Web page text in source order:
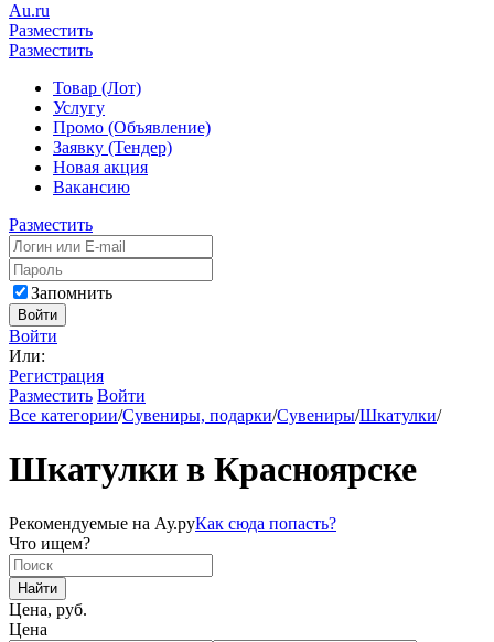
Au.ru
Разместить
Разместить
Товар (Лот)
Услугу
Промо (Объявление)
Заявку (Тендер)
Новая акция
Вакансию
Разместить
Запомнить
Войти
Войти
Или:
Регистрация
Разместить Войти
Все категории/Сувениры, подарки/Сувениры/Шкатулки/
Шкатулки в Красноярске
Рекомендуемые на Ау.руКак сюда попасть?
Что ищем?
Найти
Цена, руб.
Цена